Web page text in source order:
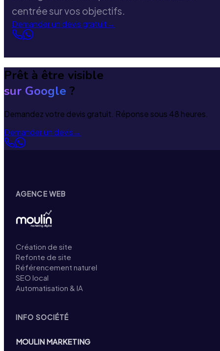
centrée sur vos objectifs.
Demander un devis gratuit→
Prêt à être visible
sur Google ?
Demandez votre devis gratuit. Réponse sous 48 heures.
Demander un devis→
AGENCE WEB
Création de site
Refonte de site
Référencement naturel
SEO local
Automatisation & IA
INFO SOCIÉTÉ
MOULIN MARKETING